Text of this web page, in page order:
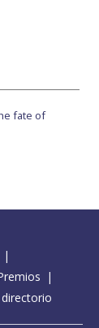
fate of